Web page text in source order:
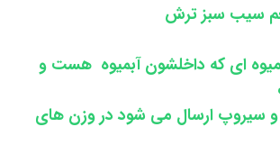
سیب سبز ترش
ای که داخلشون آبمیوه هست و
سیروپ ارسال می شود در وزن های